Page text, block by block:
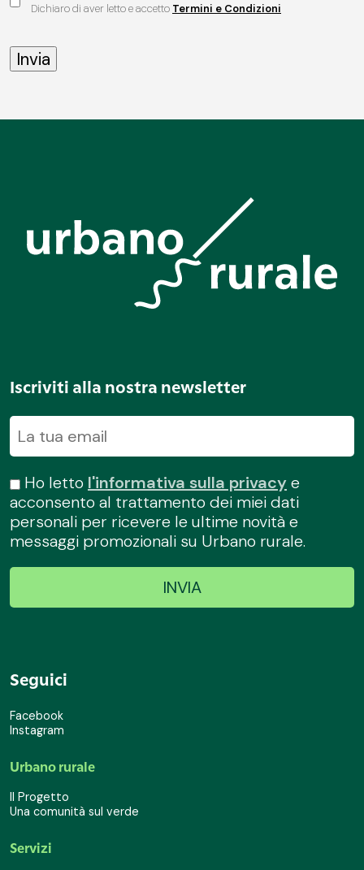
Dichiaro di aver letto e accetto Termini e Condizioni
Iscriviti alla nostra newsletter
Ho letto l'informativa sulla privacye
acconsento al trattamento dei miei dati
personali per ricevere le ultime novità e
messaggi promozionali su Urbano rurale.
Seguici
Facebook
Instagram
Urbano rurale
Il Progetto
Una comunità sul verde
Servizi